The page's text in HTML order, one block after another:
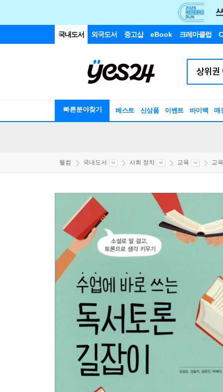
국내도서 외국도서 중고샵 eBook 크레마클럽
빠른분야찾기 베스트 신상품 이벤트 바이백 매
웰컴 국내도서 사회 정치 교육 교